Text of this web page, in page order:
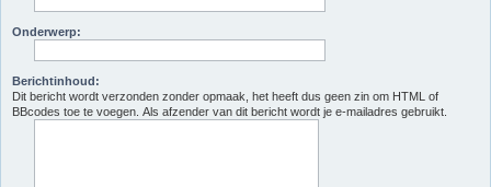
Onderwerp:
Berichtinhoud:
Dit bericht wordt verzonden zonder opmaak, het heeft dus geen zin om HTML of
BBcodes toe te voegen. Als afzender van dit bericht wordt je e-mailadres gebruikt.